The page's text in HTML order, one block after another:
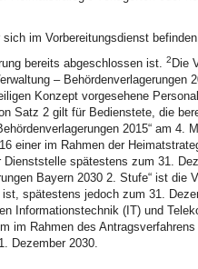
im Vorbereitungsdienst
bereits abgeschlossen ist. 2 Die
– Behördenverlagerungen
Konzept vorgesehene
Satz 2 gilt für Bedienstete, die
2015“ am 4.
einer im Rahmen der
spätestens zum 31.
Bayern 2030 2. Stufe“ ist die
spätestens jedoch zum 31.
Informationstechnik (IT) und
im Rahmen des
Dezember 2030.